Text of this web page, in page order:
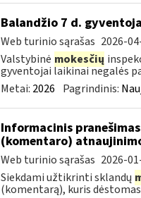
Balandžio 7 d.
Web turinio sąrašas 2026-
Valstybinė mokesčių
gyventojai laikinai negalės
Metai: 2026 Pagrindinis:
Informacinis
(komentaro)
Web turinio sąrašas 2026-
Siekdami užtikrinti sklandų
(komentarą), kuris